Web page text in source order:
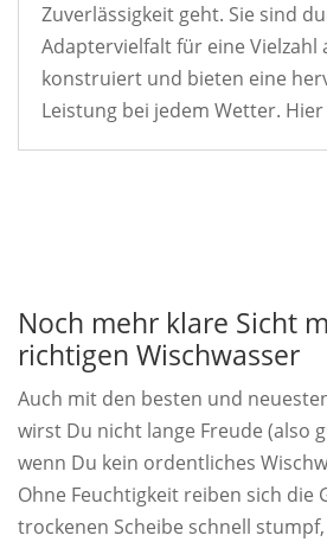
Zuverlässigkeit geht. Sie sind
Adaptervielfalt für eine Vielzahl
konstruiert und bieten eine
Leistung bei jedem Wetter.
Noch mehr klare Sicht
richtigen Wischwasser
Auch mit den besten und
wirst Du nicht lange Freude (also
wenn Du kein ordentliches
Ohne Feuchtigkeit reiben sich die
trockenen Scheibe schnell